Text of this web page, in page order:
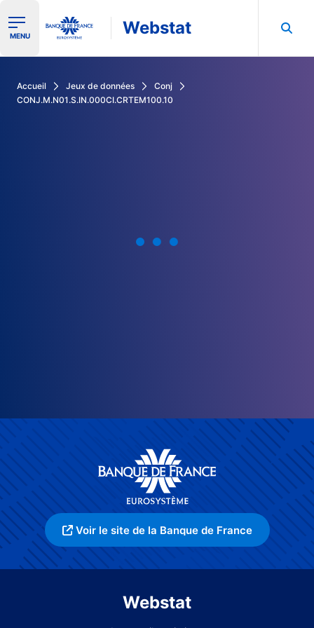
Ouvrir le menu de navigation
MENU Webstat
Accueil Jeux de données
Conj
CONJ.M.N01.S.IN.000CI.CRTEM100.10
Voir le site de la Banque de France
Webstat